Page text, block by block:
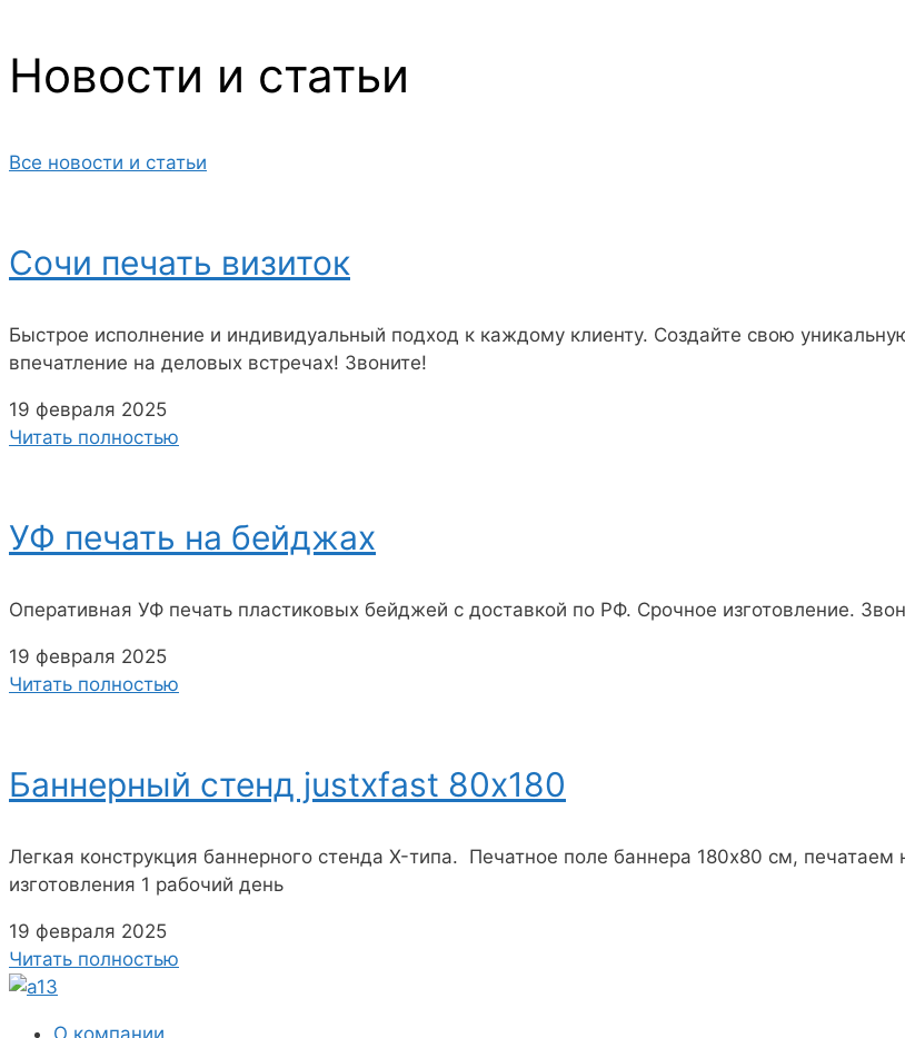
Новости и статьи
Все новости и статьи
Сочи печать визиток
Быстрое исполнение и индивидуальный подход к каждому клиенту. Создайте свою
впечатление на деловых встречах! Звоните!
19 февраля 2025
Читать полностью
УФ печать на бейджах
Оперативная УФ печать пластиковых бейджей с доставкой по РФ. Срочное изготовление.
19 февраля 2025
Читать полностью
Баннерный стенд justxfast 80х180
Легкая конструкция баннерного стенда X-типа. Печатное поле баннера 180х80 см,
изготовления 1 рабочий день
19 февраля 2025
Читать полностью